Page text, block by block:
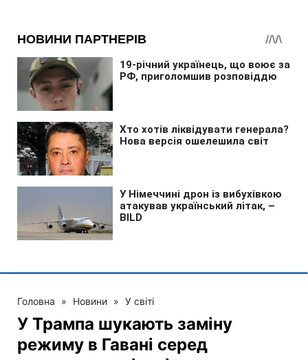
Головна » Новини » У світі
У Трампа шукають заміну
режиму в Гавані серед